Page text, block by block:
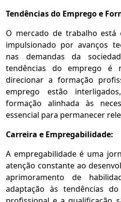
Tendências do Emprego e
O mercado de trabalho está
impulsionado por avanços
nas demandas da
tendências do emprego é
direcionar a formação
emprego estão
formação alinhada às
essencial para permanecer
Carreira e Empregabilidade:
A empregabilidade é uma
atenção constante ao
aprimoramento de
adaptação às tendências